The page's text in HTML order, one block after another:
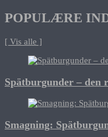
POPULÆRE
[ Vis alle ]
Spätburgunder – den
Smagning: